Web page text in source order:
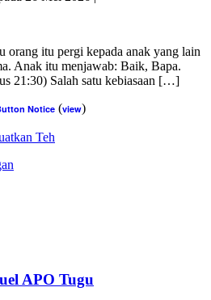
itu pergi kepada anak yang lain
Anak itu menjawab: Baik, Bapa.
21:30) Salah satu kebiasaan […]
Notice(view)
Teh
APO Tugu